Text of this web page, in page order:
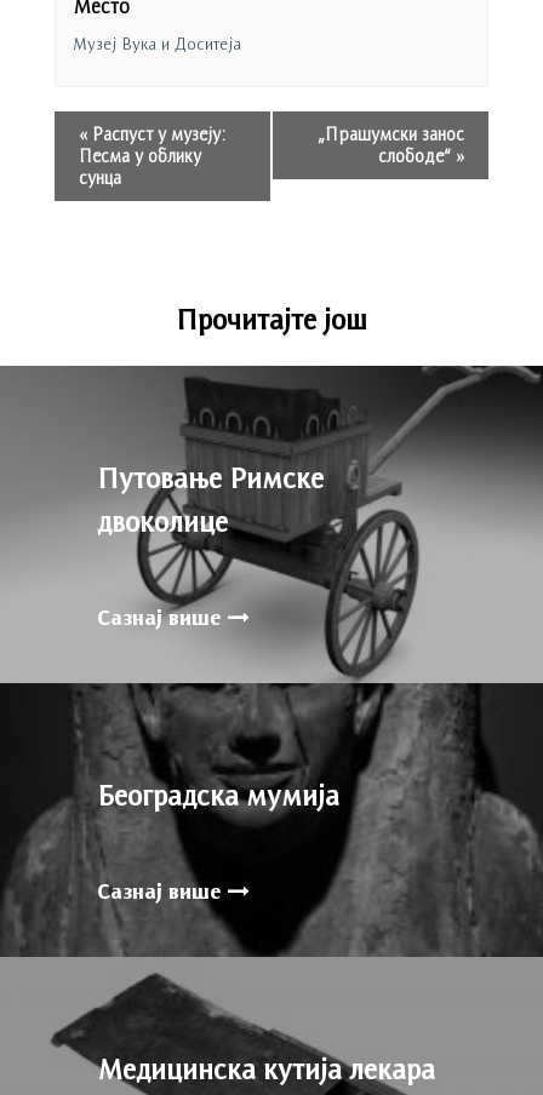
Место
Музеј Вука и Доситеја
«Распуст у музеју:
Песма у облику
сунца
„Прашумски занос
слободе“ »
Прочитајте још
Путовање Римске
двоколице
Сазнај више
Београдска мумија
Сазнај више
Медицинска кутија лекара